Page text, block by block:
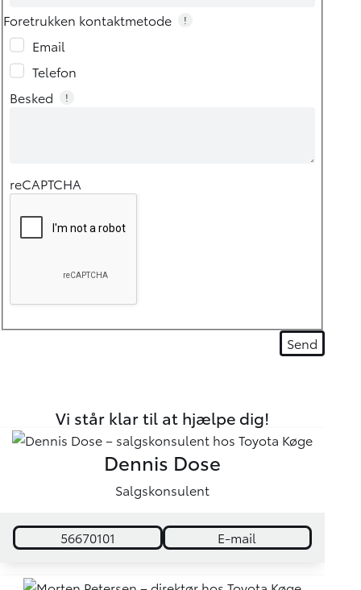
Foretrukken kontaktmetode !
Email
Telefon
Besked
!
reCAPTCHA
Vi står klar til at hjælpe dig!
Dennis Dose
Salgskonsulent
56670101 E-mail